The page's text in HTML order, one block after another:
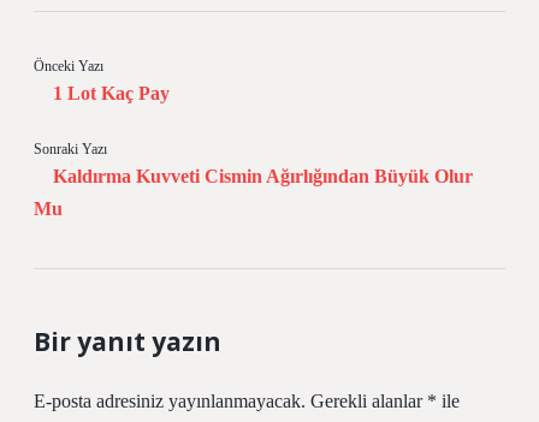
Önceki Yazı
1 Lot Kaç Pay
Sonraki Yazı
Kaldırma Kuvveti Cismin Ağırlığından Büyük Olur
Mu
Bir yanıt yazın
E-posta adresiniz yayınlanmayacak. Gerekli alanlar * ile